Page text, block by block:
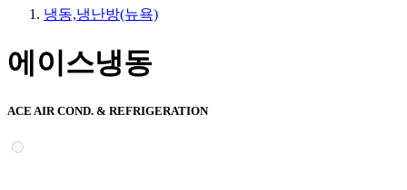
냉동,냉난방(뉴욕)
에이스냉동
ACE AIR COND. & REFRIGERATION